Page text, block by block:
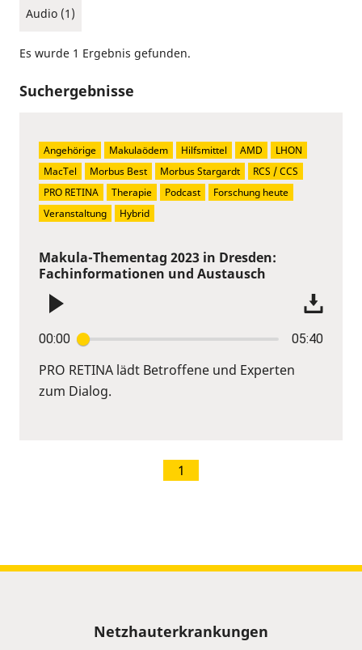
Audio (1)
Es wurde 1 Ergebnis gefunden.
Suchergebnisse
Makula-Thementag 2023 in Dresden:
Fachinformationen und Austausch
00:00 05:40
PRO RETINA lädt Betroffene und Experten
zum Dialog.
Angehörige Makulaödem Hilfsmittel AMD
LHON
MacTel
Morbus Best Morbus Stargardt
RCS / CCS
PRO RETINA
Therapie Podcast
Forschung heute
Veranstaltung
Hybrid
1
Netzhauterkrankungen